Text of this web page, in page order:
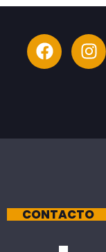
CONTACTO